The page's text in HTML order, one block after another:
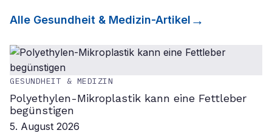
Alle Gesundheit & Medizin-Artikel
GESUNDHEIT & MEDIZIN
Polyethylen-Mikroplastik kann eine Fettleber
begünstigen
5. August 2026